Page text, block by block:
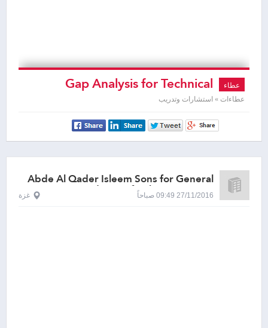
عطاء Gap Analysis for Technical
Situations
عطاءات » استشارات وتدريب
Abde Al Qader Isleem Sons for General
Trade & Refreshments, Gaza
27/11/2016 09:49 صباحاً غزة